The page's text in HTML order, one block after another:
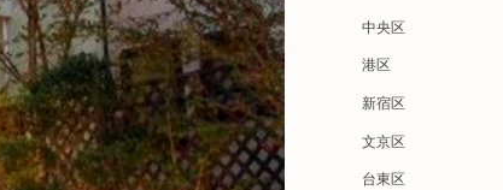
中央区
港区
新宿区
文京区
台東区